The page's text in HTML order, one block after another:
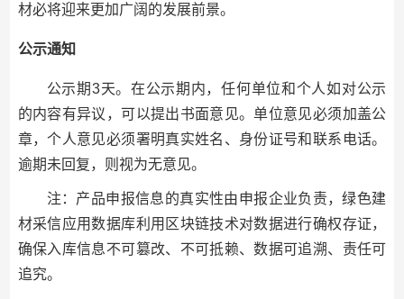
材必将迎来更加广阔的发展前景。
公示通知
公示期3天。在公示期内，任何单位和个人如对公示
的内容有异议，可以提出书面意见。单位意见必须加盖公
章，个人意见必须署明真实姓名、身份证号和联系电话。
逾期未回复，则视为无意见。
注：产品申报信息的真实性由申报企业负责，绿色建
材采信应用数据库利用区块链技术对数据进行确权存证，
确保入库信息不可篡改、不可抵赖、数据可追溯、责任可
追究。